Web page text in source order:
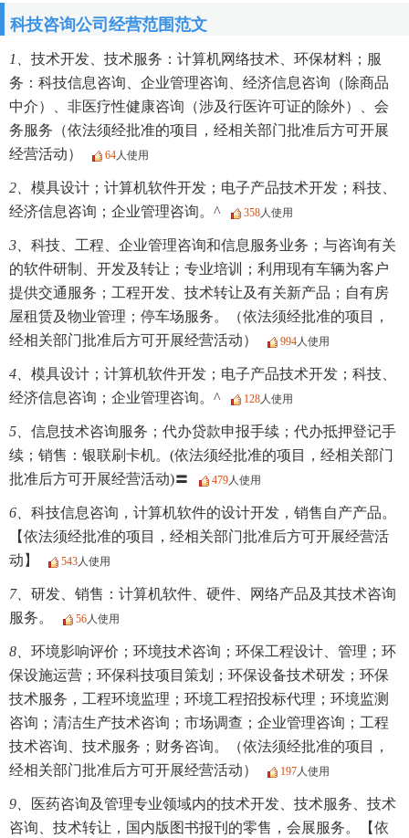
科技咨询公司经营范围范文
1、 技术开发、技术服务：计算机网络技术、环保材料；服
务：科技信息咨询、企业管理咨询、经济信息咨询（除商品
中介）、非医疗性健康咨询（涉及行医许可证的除外）、会
务服务（依法须经批准的项目，经相关部门批准后方可开展
经营活动）
64人使用
2、 模具设计；计算机软件开发；电子产品技术开发；科技、
经济信息咨询；企业管理咨询。^
358人使用
3、 科技、工程、企业管理咨询和信息服务业务；与咨询有关
的软件研制、开发及转让；专业培训；利用现有车辆为客户
提供交通服务；工程开发、技术转让及有关新产品；自有房
屋租赁及物业管理；停车场服务。（依法须经批准的项目，
经相关部门批准后方可开展经营活动）
994人使用
4、 模具设计；计算机软件开发；电子产品技术开发；科技、
经济信息咨询；企业管理咨询。^
128人使用
5、 信息技术咨询服务；代办贷款申报手续；代办抵押登记手
续；销售：银联刷卡机。(依法须经批准的项目，经相关部门
批准后方可开展经营活动)〓
479人使用
6、 科技信息咨询，计算机软件的设计开发，销售自产产品。
【依法须经批准的项目，经相关部门批准后方可开展经营活
动】
543人使用
7、 研发、销售：计算机软件、硬件、网络产品及其技术咨询
服务。
56人使用
8、 环境影响评价；环境技术咨询；环保工程设计、管理；环
保设施运营；环保科技项目策划；环保设备技术研发；环保
技术服务，工程环境监理；环境工程招投标代理；环境监测
咨询；清洁生产技术咨询；市场调查；企业管理咨询；工程
技术咨询、技术服务；财务咨询。（依法须经批准的项目，
经相关部门批准后方可开展经营活动）
197人使用
9、
医药咨询及管理专业领域内的技术开发、技术服务、技术
咨询、技术转让，国内版图书报刊的零售，会展服务。【依